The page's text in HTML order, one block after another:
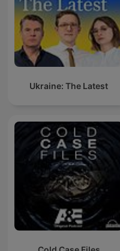
Ukraine: The Latest